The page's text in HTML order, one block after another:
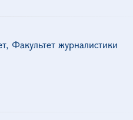
Факультет журналистики